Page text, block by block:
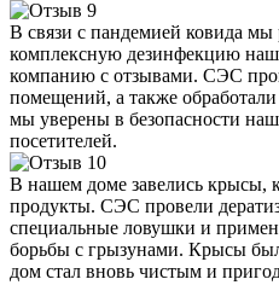
В связи с пандемией ковида
комплексную дезинфекцию
компанию с отзывами. СЭС
помещений, а также
мы уверены в безопасности
посетителей.
В нашем доме завелись крысы,
продукты. СЭС провели
специальные ловушки и
борьбы с грызунами. Крысы
дом стал вновь чистым и